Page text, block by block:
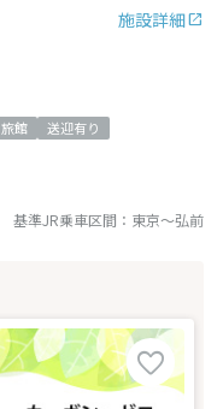
施設詳細
旅館 送迎有り
基準JR乗車区間： 東京～弘前